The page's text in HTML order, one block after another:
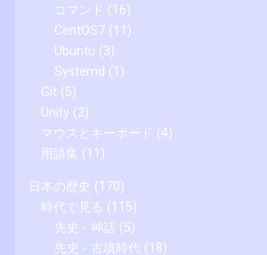
コマンド (16)
CentOS7(11)
Ubuntu (3)
Systemd (1)
Git (5)
Unity (2)
マウスとキーボード (4)
用語集 (11)
日本の歴史 (170)
時代で見る (115)
先史 - 神話 (5)
先史 - 古墳時代 (18)